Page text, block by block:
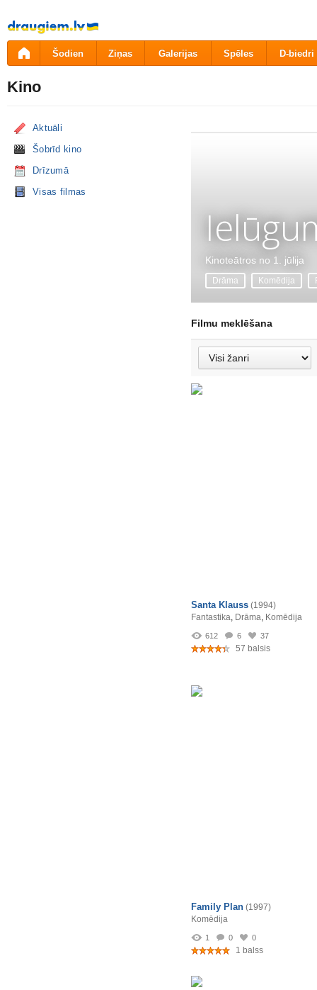
Pāriet
uz
saturu
Šodien Ziņas Galerijas Spēles D-biedri
Kino
Aktuāli
Šobrīd kino
Drīzumā
Visas filmas
Kinoteātros no 1. jūlija
Drāma Komēdija
Filmu meklēšana
Santa Klauss (1994)
Fantastika, Drāma, Komēdija
612 6 37
57 balsis
Family Plan (1997)
Komēdija
1 0 0
1 balss